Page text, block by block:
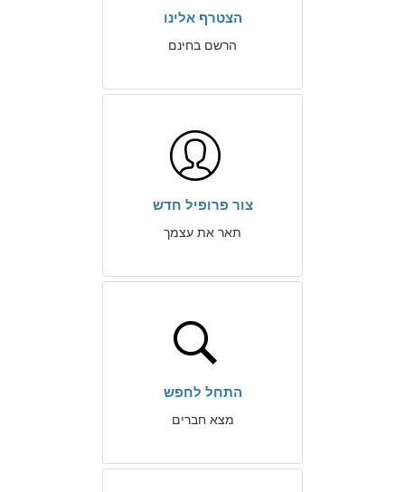
הצטרף אלינו
הרשם בחינם
צור פרופיל חדש
תאר את עצמך
התחל לחפש
מצא חברים